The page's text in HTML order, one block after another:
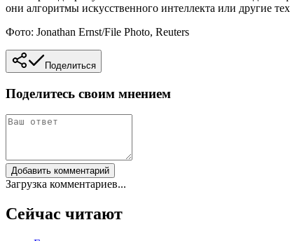
они алгоритмы искусственного интеллекта или другие
Фото: Jonathan Ernst/File Photo, Reuters
Поделиться
Поделитесь своим мнением
Добавить комментарий
Загрузка комментариев...
Сейчас читают